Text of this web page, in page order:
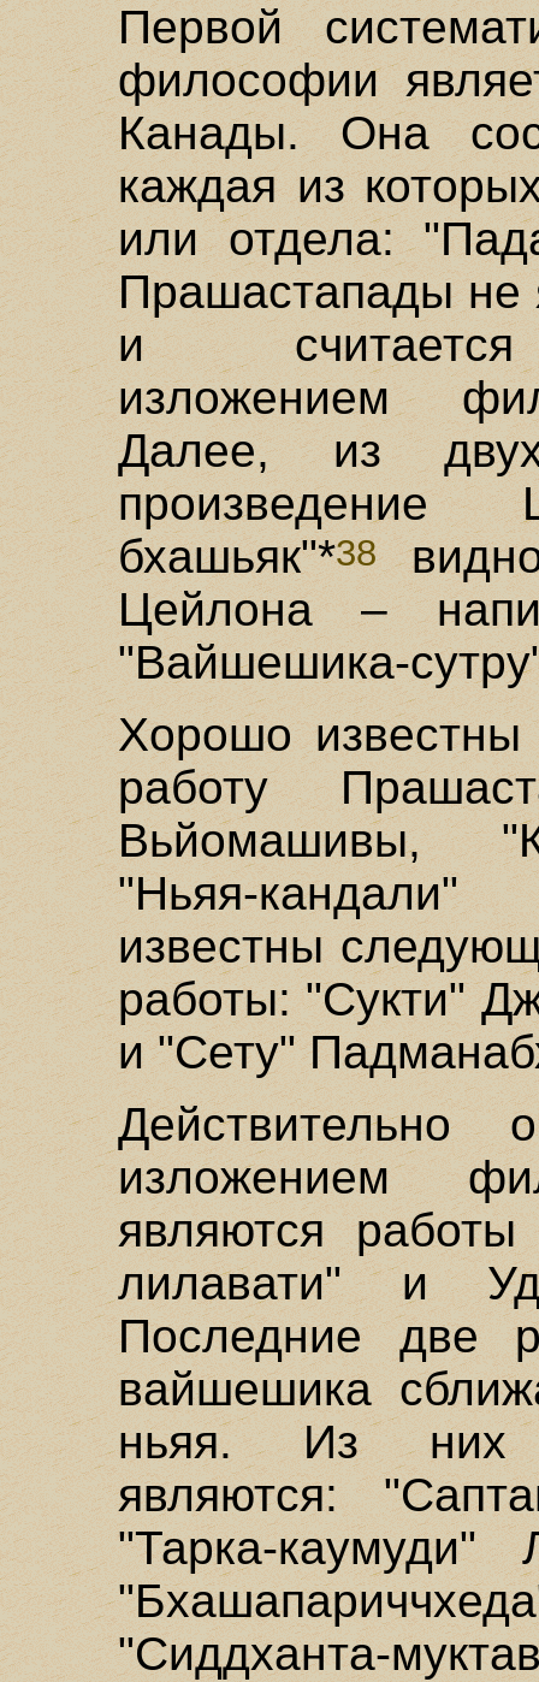
Первой
философии
Канады. Она
каждая из
или отдела:
Прашастапады не
и считается
изложением
Далее, из
произведение
бхашьяк"*38
Цейлона –
"Вайшешика-
Хорошо
работу
Вьйомашивы,
"Ньяя-
известны
работы: "Сукти"
и "Сету"
Действительно
изложением
являются
лилавати" и
Последние две
вайшешика
ньяя. Из них
являются:
"Тарка-
"Сиддханта-